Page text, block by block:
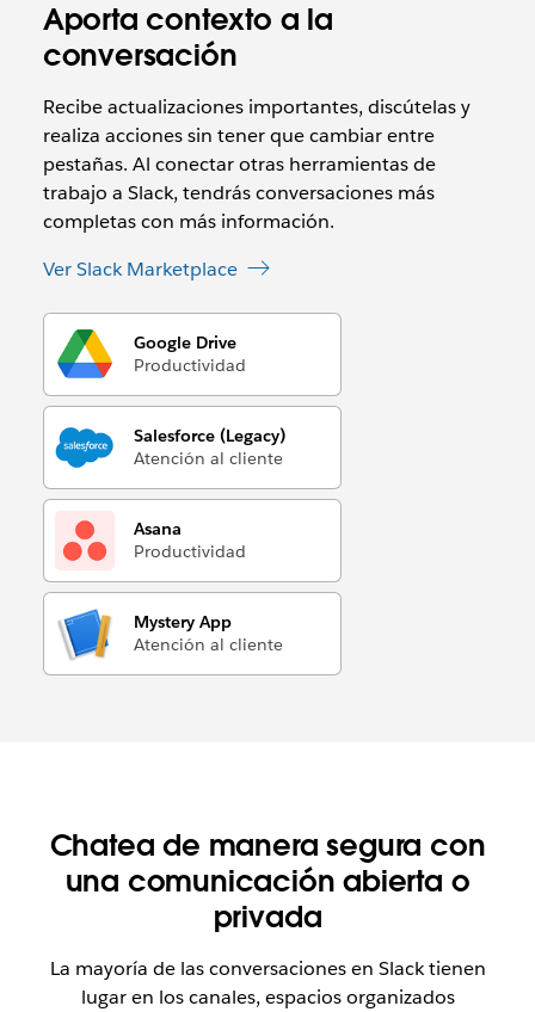
Aporta contexto a la
conversación
Recibe actualizaciones importantes, discútelas y
realiza acciones sin tener que cambiar entre
pestañas. Al conectar otras herramientas de
trabajo a Slack, tendrás conversaciones más
completas con más información.
Ver Slack Marketplace
Google Drive
Productividad
Salesforce (Legacy)
Atención al cliente
Asana
Productividad
Mystery App
Atención al cliente
Chatea de manera segura con
una comunicación abierta o
privada
La mayoría de las conversaciones en Slack tienen
lugar en los canales, espacios organizados